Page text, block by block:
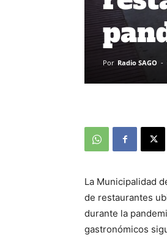
Por Radio SAGO -
La Municipalidad
de restaurantes
durante la
gastronómicos